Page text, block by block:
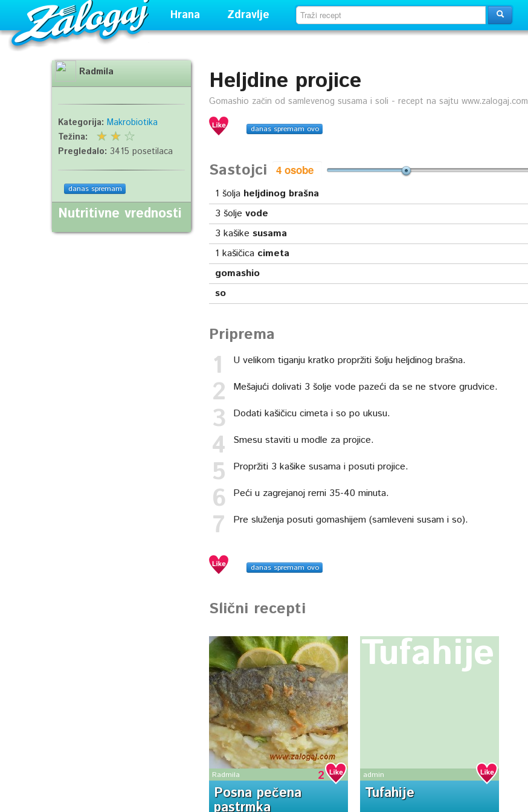
Hrana Zdravlje
Heljdine projice
Gomashio začin od samlevenog susama i soli - recept na sajtu www.zalogaj.com
danas spremam ovo
Sastojci
1 šolja heljdinog brašna
3 šolje vode
3 kašike susama
1 kašičica cimeta
gomashio
so
Priprema
U velikom tiganju kratko propržiti šolju heljdinog brašna.
Mešajući dolivati 3 šolje vode pazeći da se ne stvore grudvice.
Dodati kašičicu cimeta i so po ukusu.
Smesu staviti u modle za projice.
Propržiti 3 kašike susama i posuti projice.
Peći u zagrejanoj rerni 35-40 minuta.
Pre služenja posuti gomashijem (samleveni susam i so).
danas spremam ovo
Slični recepti
Radmila 2
Posna pečena
pastrmka
Tufahije
admin
Tufahije
Radmila
Kategorija: Makrobiotika
Težina:
Pregledalo: 3415 posetilaca
danas spremam
Nutritivne vrednosti